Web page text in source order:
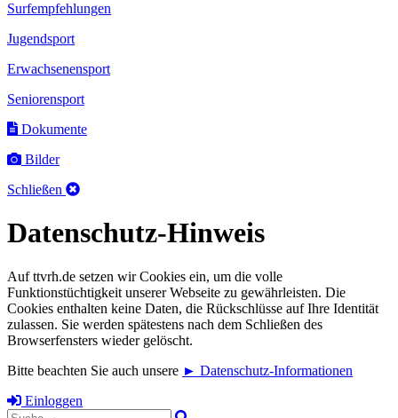
Surfempfehlungen
Jugendsport
Erwachsenensport
Seniorensport
Dokumente
Bilder
Schließen
Datenschutz-Hinweis
Auf ttvrh.de setzen wir Cookies ein, um die volle
Funktionstüchtigkeit unserer Webseite zu gewährleisten. Die
Cookies enthalten keine Daten, die Rückschlüsse auf Ihre Identität
zulassen. Sie werden spätestens nach dem Schließen des
Browserfensters wieder gelöscht.
Bitte beachten Sie auch unsere ► Datenschutz-Informationen
Einloggen